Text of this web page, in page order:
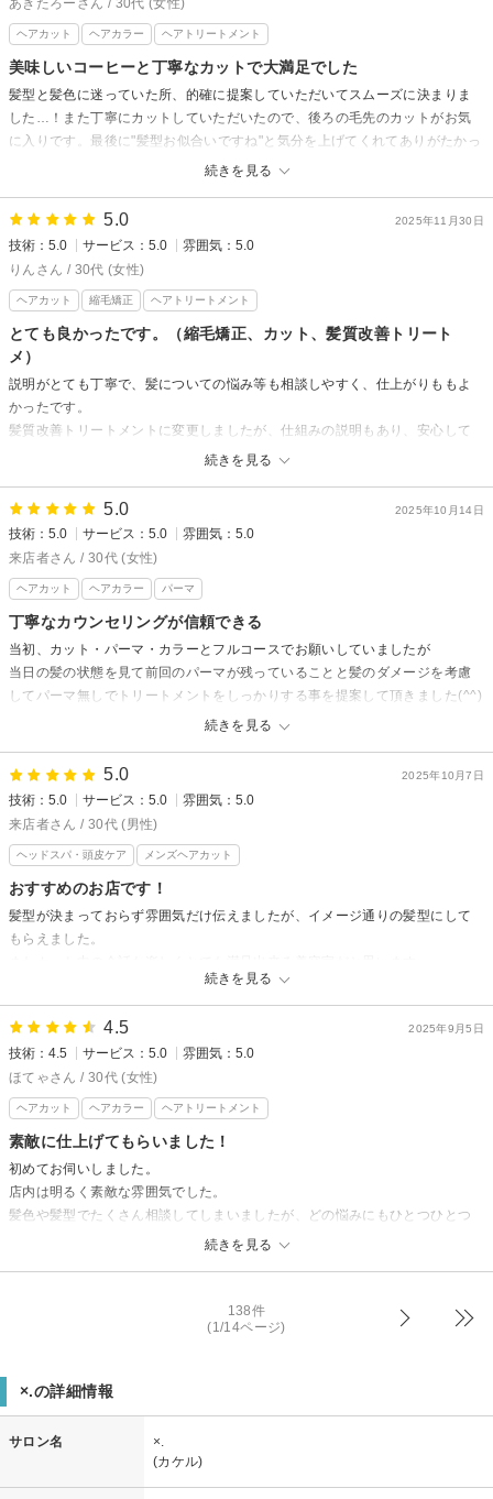
ヘアカット ヘアカラー ヘアトリートメント
美味しいコーヒーと丁寧なカットで大満足でした
続きを見る
髪型と髪色に迷っていた所、的確に提案していただいてスムーズに決まりま
した…！また丁寧にカットしていただいたので、後ろの毛先のカットがお気
に入りです。最後に"髪型お似合いですね"と気分を上げてくれてありがたかっ
たです。そして美味しいコーヒーも癒されました。
2025年11月30日
5.0
技術：5.0 サービス：5.0
雰囲気：5.0
りんさん / 30代 (女性)
ヘアカット 縮毛矯正 ヘアトリートメント
とても良かったです。（縮毛矯正、カット、髪質改善トリート
メ）
続きを見る
説明がとても丁寧で、髪についての悩み等も相談しやすく、仕上がりももよ
かったです。
髪質改善トリートメントに変更しましたが、仕組みの説明もあり、安心して
今までサロンのシャンプー等は気になりつつも手が伸びなかったのですが
（あまり詳しくなく知らないメーカーのものだったため）、資生堂のものを
おすすめしてくださったので、シャンプーとヘアマスク、ミストを購入しま
した。ホームケアの方法やアイロンのおすすめも教えてくださり、自宅での
お手入れも頑張ろう！と思えました。
ご丁寧にありがとうございました。
また伺います。
2025年10月14日
5.0
技術：5.0 サービス：5.0
雰囲気：5.0
来店者さん / 30代 (女性)
ヘアカット ヘアカラー パーマ
丁寧なカウンセリングが信頼できる
続きを見る
当初、カット・パーマ・カラーとフルコースでお願いしていましたが
当日の髪の状態を見て前回のパーマが残っていることと髪のダメージを考慮
してパーマ無しでトリートメントをしっかりする事を提案して頂きました(⁠^⁠^⁠)
お値段が予約していたよりも安くなってしまうにも関わらず、状態に合わせ
トリートメントがとにかくすごくて、施術前にはクシを通すと引っかかって
しまってましたが
トリートメント後には引っかかることなく指通りもしなやかになりました！
ヘアスタイルも、カラーは暗めですが量を整えて頂いたので軽やかで自宅で
いつも素敵なヘアにして頂きありがとうございます(⁠^⁠^⁠)
2025年10月7日
5.0
技術：5.0 サービス：5.0
雰囲気：5.0
来店者さん / 30代 (男性)
ヘッドスパ・頭皮ケア メンズヘアカット
おすすめのお店です！
続きを見る
髪型が決まっておらず雰囲気だけ伝えましたが、イメージ通りの髪型にして
もらえました。
2025年9月5日
4.5
技術：4.5 サービス：5.0
雰囲気：5.0
ほてゃさん / 30代 (女性)
ヘアカット ヘアカラー ヘアトリートメント
素敵に仕上げてもらいました！
続きを見る
初めてお伺いしました。
店内は明るく素敵な雰囲気でした。
髪色や髪型でたくさん相談してしまいましたが、どの悩みにもひとつひとつ
138件
(1/14ページ)
×.の詳細情報
サロン名
×.
(カケル)